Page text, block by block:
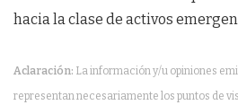
hacia la clase de activos
Aclaración: La información y/u opiniones
representan necesariamente los puntos de